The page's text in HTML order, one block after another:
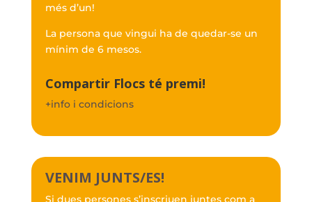
més d’un!
La persona que vingui ha de quedar-se un
mínim de 6 mesos.
Compartir Flocs té premi!
+info i condicions
VENIM JUNTS/ES!
Si dues persones s’inscriuen juntes com a